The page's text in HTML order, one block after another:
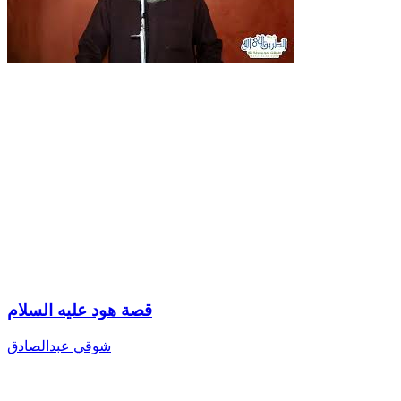
قصة هود عليه السلام
شوقي عبدالصادق